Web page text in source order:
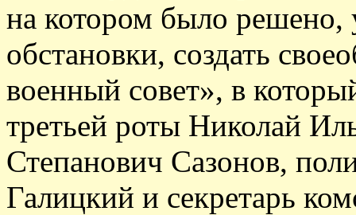
на котором было решено,
обстановки, создать
военный совет», в
третьей роты Николай
Степанович Сазонов,
Галицкий и секретарь